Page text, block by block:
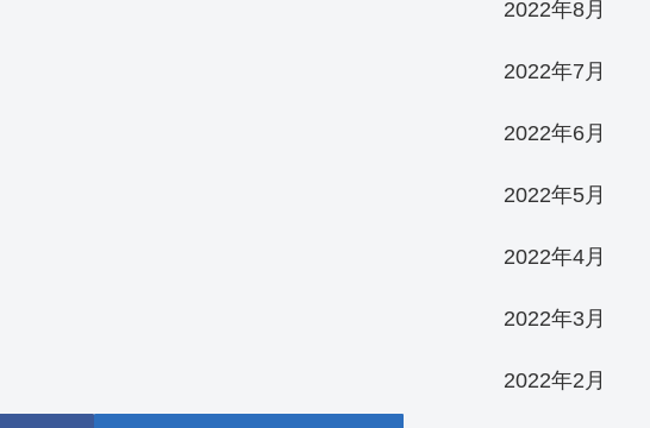
2022年8月
2022年7月
2022年6月
2022年5月
2022年4月
2022年3月
2022年2月